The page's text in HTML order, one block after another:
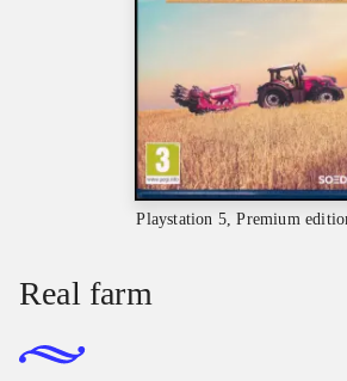
Playstation 5, Premium
Real farm